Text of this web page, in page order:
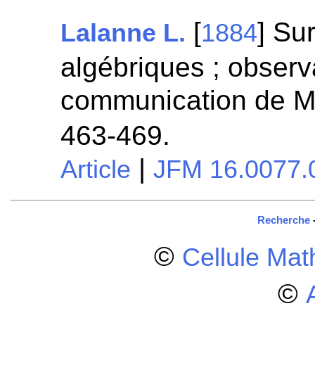
Lalanne L. [1884]
algébriques ;
communication de
463-469.
Article |JFM
Recherche
© Cellule
©